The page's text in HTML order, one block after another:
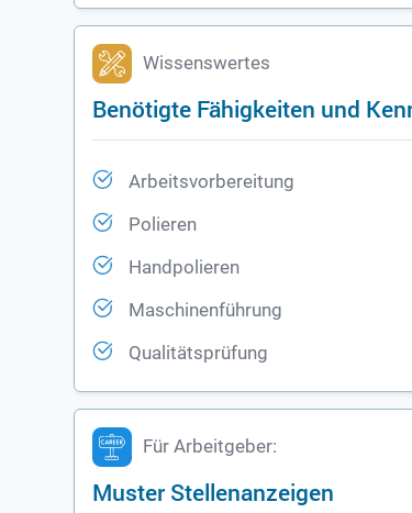
Wissenswertes
Benötigte Fähigkeiten und
Arbeitsvorbereitung
Polieren
Handpolieren
Maschinenführung
Qualitätsprüfung
Für Arbeitgeber:
Muster Stellenanzeigen